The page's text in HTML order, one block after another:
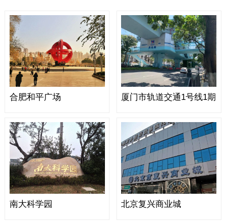
合肥和平广场 厦门市轨道交通1号线1期
南大科学园 北京复兴商业城